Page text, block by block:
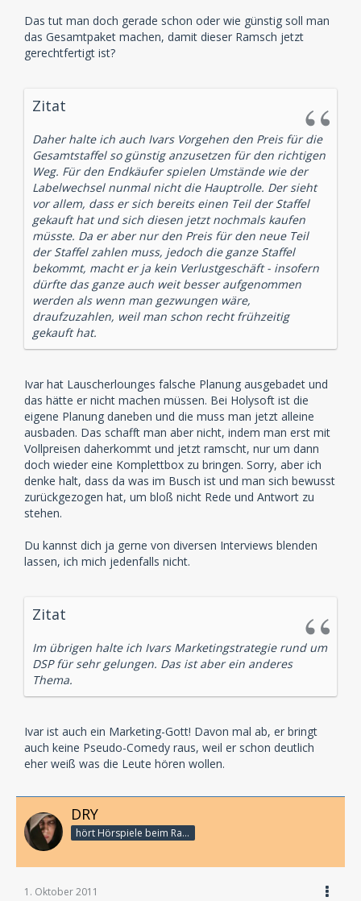
Das tut man doch gerade schon oder wie günstig soll man
das Gesamtpaket machen, damit dieser Ramsch jetzt
gerechtfertigt ist?
Zitat
Daher halte ich auch Ivars Vorgehen den Preis für die
Gesamtstaffel so günstig anzusetzen für den richtigen
Weg. Für den Endkäufer spielen Umstände wie der
Labelwechsel nunmal nicht die Hauptrolle. Der sieht
vor allem, dass er sich bereits einen Teil der Staffel
gekauft hat und sich diesen jetzt nochmals kaufen
müsste. Da er aber nur den Preis für den neue Teil
der Staffel zahlen muss, jedoch die ganze Staffel
bekommt, macht er ja kein Verlustgeschäft - insofern
dürfte das ganze auch weit besser aufgenommen
werden als wenn man gezwungen wäre,
draufzuzahlen, weil man schon recht frühzeitig
gekauft hat.
Ivar hat Lauscherlounges falsche Planung ausgebadet und
das hätte er nicht machen müssen. Bei Holysoft ist die
eigene Planung daneben und die muss man jetzt alleine
ausbaden. Das schafft man aber nicht, indem man erst mit
Vollpreisen daherkommt und jetzt ramscht, nur um dann
doch wieder eine Komplettbox zu bringen. Sorry, aber ich
denke halt, dass da was im Busch ist und man sich bewusst
zurückgezogen hat, um bloß nicht Rede und Antwort zu
stehen.
Du kannst dich ja gerne von diversen Interviews blenden
lassen, ich mich jedenfalls nicht.
Zitat
Im übrigen halte ich Ivars Marketingstrategie rund um
DSP für sehr gelungen. Das ist aber ein anderes
Thema.
Ivar ist auch ein Marketing-Gott! Davon mal ab, er bringt
auch keine Pseudo-Comedy raus, weil er schon deutlich
eher weiß was die Leute hören wollen.
DRY
hört Hörspiele beim Rasenmähen
1. Oktober 2011